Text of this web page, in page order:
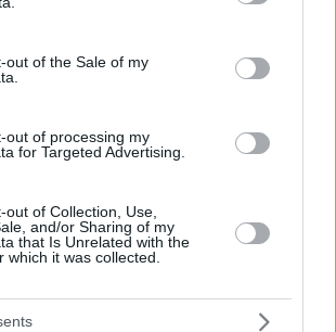
to Google and its third-party tags to
below specified purposes in below Google
out of the Sale of my
out of processing my
for Targeted Advertising.
out of Collection, Use,
and/or Sharing of my
that Is Unrelated with the
which it was collected.
κατάθεση της συζύγου του
τη Λίσα, γιατί
ήταν το πτώμα στη βαλίτσα
ακατέργαστη
έγινε viral,
μεταμόρφωσή